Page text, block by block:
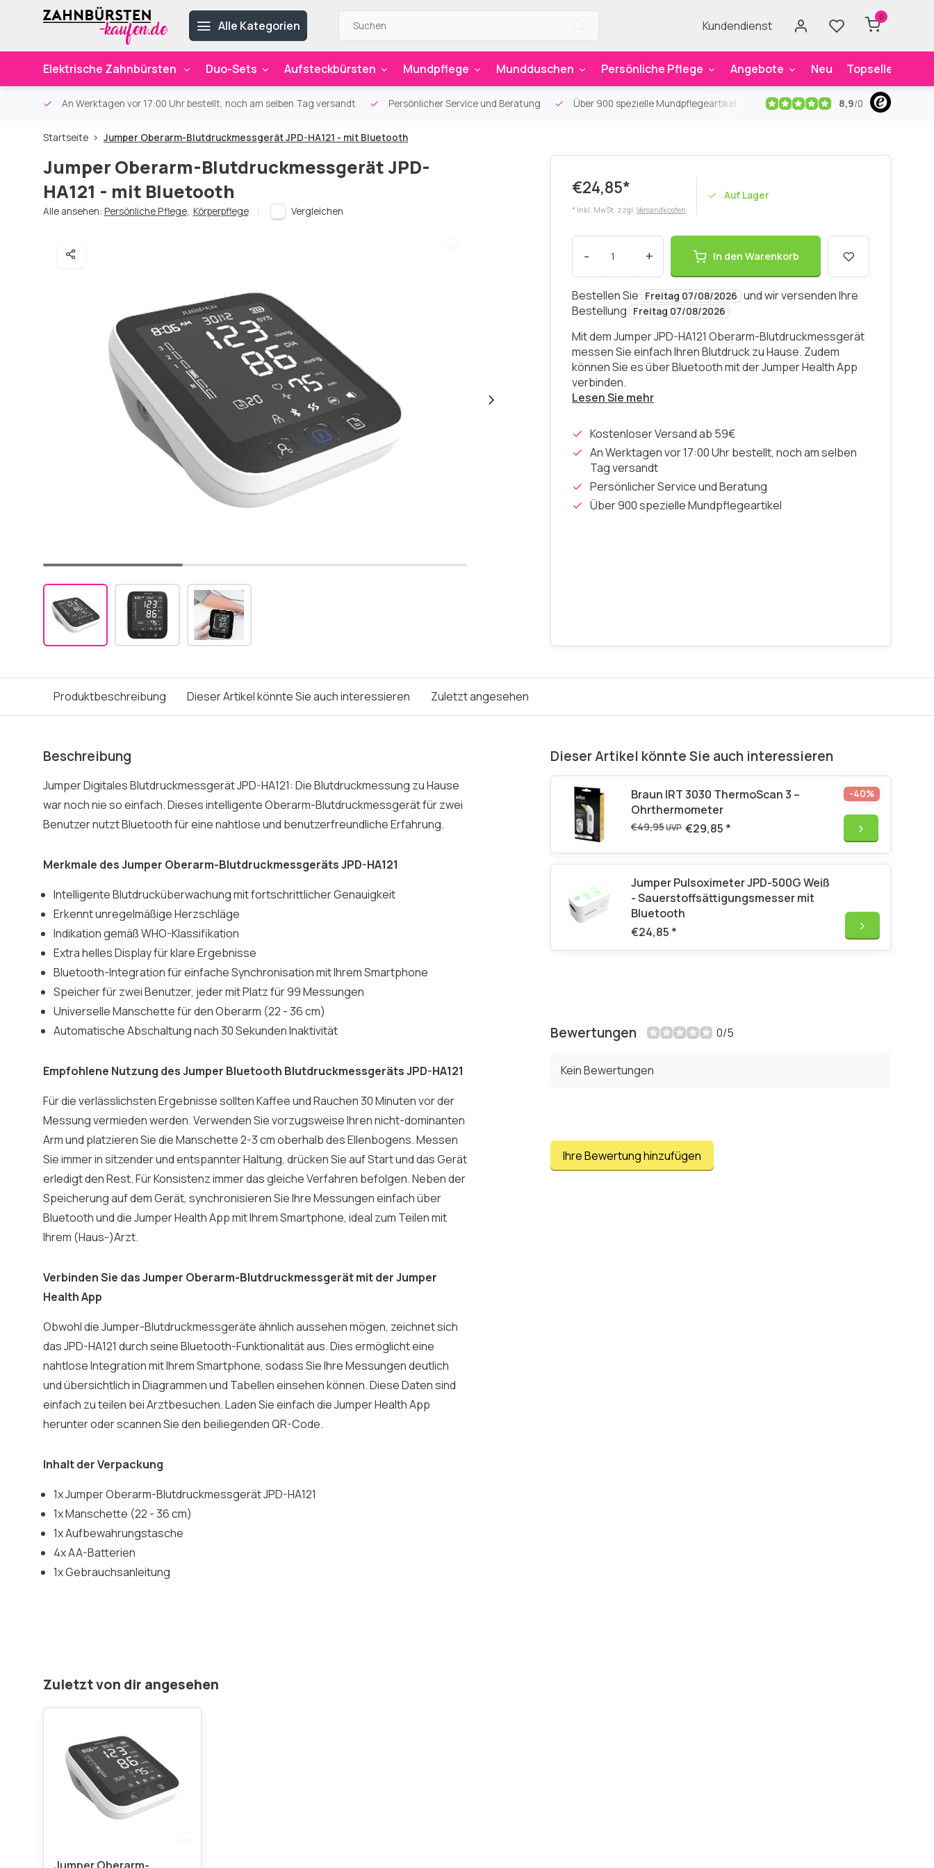
Alle Kategorien Kundendienst
0
Elektrische Zahnbürsten Duo-Sets Aufsteckbürsten Mundpflege Mundduschen Persönliche Pflege Angebote Neu Topseller
An Werktagen vor 17:00 Uhr bestellt, noch am selben Tag versandt Persönlicher Service und Beratung Über 900 spezielle Mundpflegeartikel Kostenloser Versandab 59€
8,9/0
Startseite Jumper Oberarm-Blutdruckmessgerät JPD-HA121 - mit Bluetooth
Jumper Oberarm-Blutdruckmessgerät JPD-
HA121 - mit Bluetooth
Alle ansehen: Persönliche Pflege, Körperpflege Vergleichen
€24,85*
* Inkl. MwSt. zzgl. Versandkosten
Auf Lager
- + In den Warenkorb
Bestellen Sie Freitag 07/08/2026 und wir versenden Ihre
Bestellung
Freitag 07/08/2026
Mit dem Jumper JPD-HA121 Oberarm-Blutdruckmessgerät
messen Sie einfach Ihren Blutdruck zu Hause. Zudem
können Sie es über Bluetooth mit der Jumper Health App
verbinden.
Lesen Sie mehr
Kostenloser Versand ab 59€
An Werktagen vor 17:00 Uhr bestellt, noch am selben
Tag versandt
Persönlicher Service und Beratung
Über 900 spezielle Mundpflegeartikel
Produktbeschreibung Dieser Artikel könnte Sie auch interessieren Zuletzt angesehen
Beschreibung
Jumper Digitales Blutdruckmessgerät JPD-HA121: Die Blutdruckmessung zu Hause
war noch nie so einfach. Dieses intelligente Oberarm-Blutdruckmessgerät für zwei
Benutzer nutzt Bluetooth für eine nahtlose und benutzerfreundliche Erfahrung.
Merkmale des Jumper Oberarm-Blutdruckmessgeräts JPD-HA121
Intelligente Blutdrucküberwachung mit fortschrittlicher Genauigkeit
Erkennt unregelmäßige Herzschläge
Indikation gemäß WHO-Klassifikation
Extra helles Display für klare Ergebnisse
Bluetooth-Integration für einfache Synchronisation mit Ihrem Smartphone
Speicher für zwei Benutzer, jeder mit Platz für 99 Messungen
Universelle Manschette für den Oberarm (22 - 36 cm)
Automatische Abschaltung nach 30 Sekunden Inaktivität
Empfohlene Nutzung des Jumper Bluetooth Blutdruckmessgeräts JPD-HA121
Für die verlässlichsten Ergebnisse sollten Kaffee und Rauchen 30 Minuten vor der
Messung vermieden werden. Verwenden Sie vorzugsweise Ihren nicht-dominanten
Arm und platzieren Sie die Manschette 2-3 cm oberhalb des Ellenbogens. Messen
Sie immer in sitzender und entspannter Haltung, drücken Sie auf Start und das Gerät
erledigt den Rest. Für Konsistenz immer das gleiche Verfahren befolgen. Neben der
Speicherung auf dem Gerät, synchronisieren Sie Ihre Messungen einfach über
Bluetooth und die Jumper Health App mit Ihrem Smartphone, ideal zum Teilen mit
Ihrem (Haus-)Arzt.
Verbinden Sie das Jumper Oberarm-Blutdruckmessgerät mit der Jumper
Health App
Obwohl die Jumper-Blutdruckmessgeräte ähnlich aussehen mögen, zeichnet sich
das JPD-HA121 durch seine Bluetooth-Funktionalität aus. Dies ermöglicht eine
nahtlose Integration mit Ihrem Smartphone, sodass Sie Ihre Messungen deutlich
und übersichtlich in Diagrammen und Tabellen einsehen können. Diese Daten sind
einfach zu teilen bei Arztbesuchen. Laden Sie einfach die Jumper Health App
herunter oder scannen Sie den beiliegenden QR-Code.
Inhalt der Verpackung
1x Jumper Oberarm-Blutdruckmessgerät JPD-HA121
1x Manschette (22 - 36 cm)
1x Aufbewahrungstasche
4x AA-Batterien
1x Gebrauchsanleitung
Dieser Artikel könnte Sie auch interessieren
Braun IRT 3030 ThermoScan 3 –
Ohrthermometer
€49,95UVP €29,85 *
-40%
Jumper Pulsoximeter JPD-500G Weiß
- Sauerstoffsättigungsmesser mit
Bluetooth
€24,85 *
Bewertungen 0/5
Kein Bewertungen
Ihre Bewertung hinzufügen
Zuletzt von dir angesehen